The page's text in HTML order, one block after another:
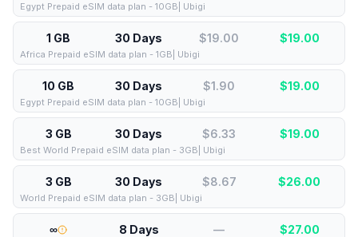
Egypt Prepaid eSIM data plan - 10GB| Ubigi
1 GB 30 Days $19.00 $19.00
Africa Prepaid eSIM data plan - 1GB| Ubigi
10 GB 30 Days $1.90 $19.00
Egypt Prepaid eSIM data plan - 10GB| Ubigi
3 GB 30 Days $6.33 $19.00
Best World Prepaid eSIM data plan - 3GB| Ubigi
3 GB 30 Days $8.67 $26.00
World Prepaid eSIM data plan - 3GB| Ubigi
∞ 8 Days — $27.00